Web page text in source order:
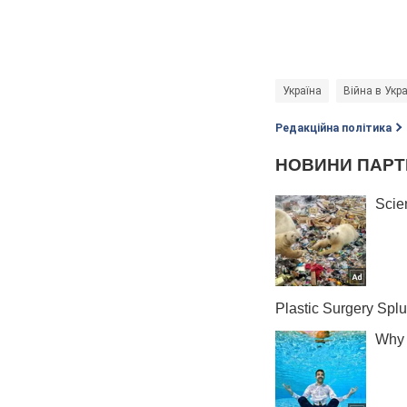
Україна Війна в
Редакційна політика